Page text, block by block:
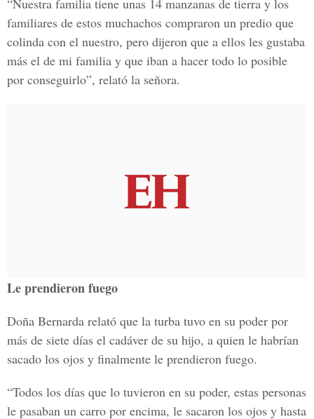
“Nuestra familia tiene unas 14 manzanas de tierra y los
familiares de estos muchachos compraron un predio que
colinda con el nuestro, pero dijeron que a ellos les gustaba
más el de mi familia y que iban a hacer todo lo posible
por conseguirlo”, relató la señora.
Le prendieron fuego
Doña Bernarda relató que la turba tuvo en su poder por
más de siete días el cadáver de su hijo, a quien le habrían
sacado los ojos y finalmente le prendieron fuego.
“Todos los días que lo tuvieron en su poder, estas personas
le pasaban un carro por encima, le sacaron los ojos y hasta